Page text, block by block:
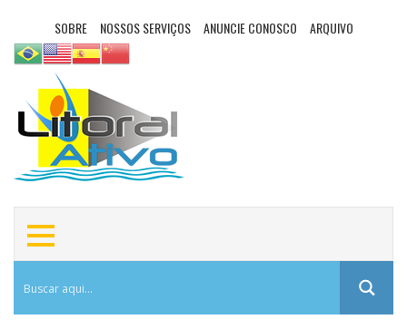
SOBRE NOSSOS SERVIÇOS ANUNCIE CONOSCO ARQUIVO